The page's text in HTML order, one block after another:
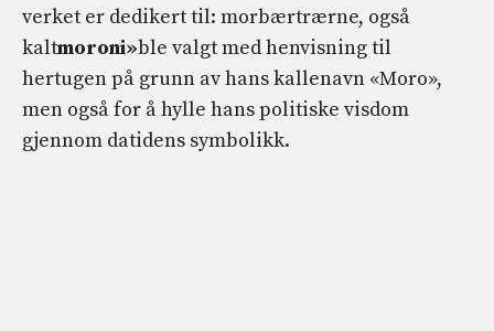
verket er dedikert til: morbærtrærne, også
kaltmoroni»ble valgt med henvisning til
hertugen på grunn av hans kallenavn «Moro»,
men også for å hylle hans politiske visdom
gjennom datidens symbolikk.